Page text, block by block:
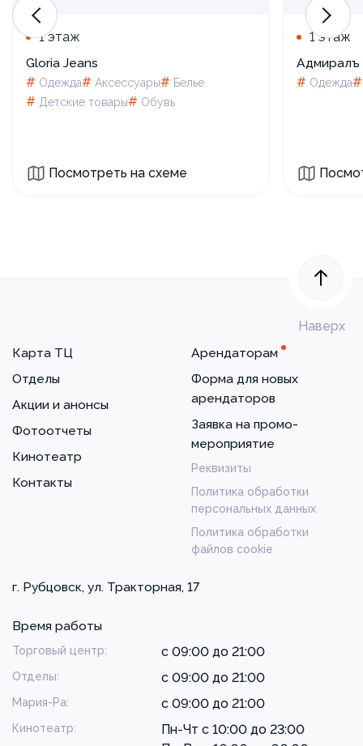
1 этаж
Gloria Jeans
# Одежда# Аксессуары# Белье
# Детские товары# Обувь
Посмотреть на схеме
1 этаж
Адмиралъ
# Одежда
Наверх
Карта ТЦ
Отделы
Акции и анонсы
Фотоотчеты
Кинотеатр
Контакты
Арендаторам
Форма для новых
арендаторов
Заявка на промо-
мероприятие
Реквизиты
Политика обработки
персональных данных
Политика обработки
файлов cookie
г. Рубцовск, ул. Тракторная, 17
Время работы
Торговый центр: с 09:00 до 21:00
Отделы: с 09:00 до 21:00
Мария-Ра: с 09:00 до 21:00
Кинотеатр:
Пн-Чт с 10:00 до 23:00